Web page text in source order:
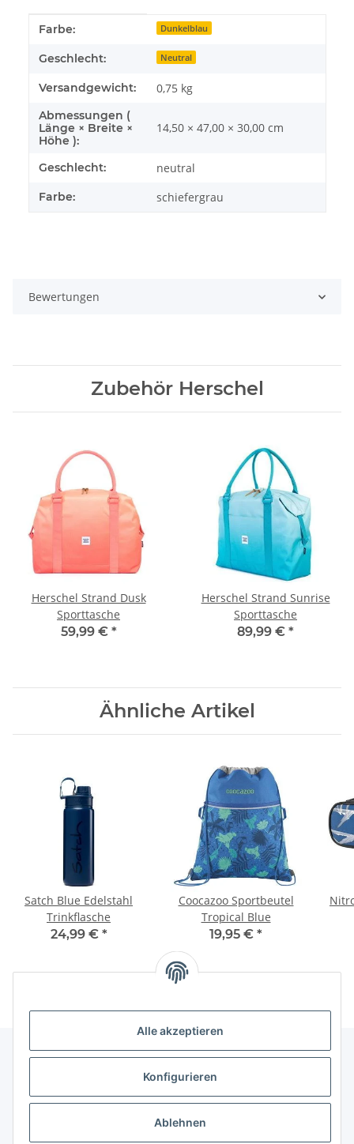
Alle akzeptieren
Konfigurieren
Ablehnen
Produkteigenschaft
Wert
Farbe: Dunkelblau
Geschlecht: Neutral
Versandgewicht: 0,75 kg
Abmessungen (
Länge × Breite ×
Höhe ):
14,50 × 47,00 × 30,00 cm
Geschlecht: neutral
Farbe: schiefergrau
Bewertungen
Zubehör Herschel
Herschel Strand Dusk
Sporttasche
59,99 € *
Herschel Strand Sunrise
Sporttasche
89,99 € *
Ähnliche Artikel
Satch Blue Edelstahl
Trinkflasche
24,99 € *
Coocazoo Sportbeutel
Tropical Blue
19,95 € *
Gesetzliche Informationen